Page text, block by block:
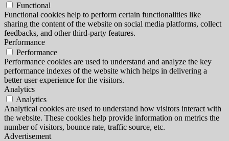
Functional
Functional cookies help to perform certain functionalities like
sharing the content of the website on social media platforms, collect
feedbacks, and other third-party features.
Performance
Performance
Performance cookies are used to understand and analyze the key
performance indexes of the website which helps in delivering a
better user experience for the visitors.
Analytics
Analytics
Analytical cookies are used to understand how visitors interact with
the website. These cookies help provide information on metrics the
number of visitors, bounce rate, traffic source, etc.
Advertisement